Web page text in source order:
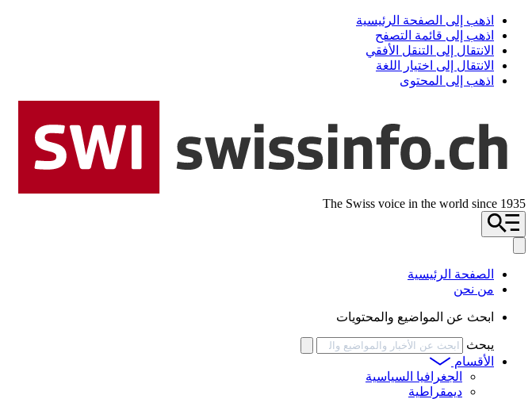
اذهب إلى الصفحة الرئيسية
اذهب إلى قائمة التصفح
الانتقال إلى التنقل الأفقي
الانتقال إلى اختيار اللغة
اذهب إلى المحتوى
The Swiss voice in the world since 1935
الصفحة الرئيسية
من نحن
ابحث عن المواضيع والمحتويات
يبحث
الأقسام
الجغرافيا السياسية
ديمقراطية